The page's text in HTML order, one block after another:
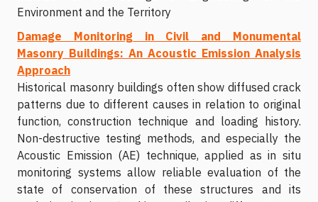
Environment and the Territory
Damage Monitoring in Civil and Monumental
Masonry Buildings: An Acoustic Emission Analysis
Approach
Historical masonry buildings often show diffused crack
patterns due to different causes in relation to original
function, construction technique and loading history.
Non-destructive testing methods, and especially the
Acoustic Emission (AE) technique, applied as in situ
monitoring systems allow reliable evaluation of the
state of conservation of these structures and its